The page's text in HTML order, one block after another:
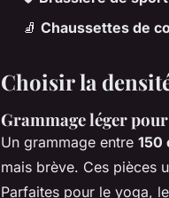
🧦 Chaussettes de
Choisir la
Grammage léger
Un grammage entre 150
mais brève. Ces pièces
Parfaites pour le yoga,